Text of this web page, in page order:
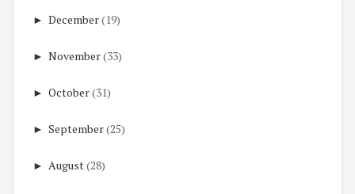
► December(19)
► November(33)
► October(31)
► September(25)
► August(28)